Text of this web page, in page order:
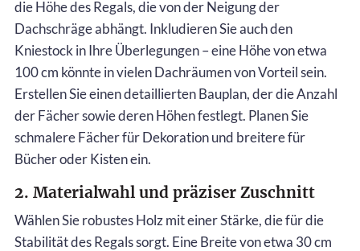
die Höhe des Regals, die von der Neigung der
Dachschräge abhängt. Inkludieren Sie auch den
Kniestock in Ihre Überlegungen – eine Höhe von etwa
100 cm könnte in vielen Dachräumen von Vorteil sein.
Erstellen Sie einen detaillierten Bauplan, der die Anzahl
der Fächer sowie deren Höhen festlegt. Planen Sie
schmalere Fächer für Dekoration und breitere für
Bücher oder Kisten ein.
2. Materialwahl und präziser Zuschnitt
Wählen Sie robustes Holz mit einer Stärke, die für die
Stabilität des Regals sorgt. Eine Breite von etwa 30 cm